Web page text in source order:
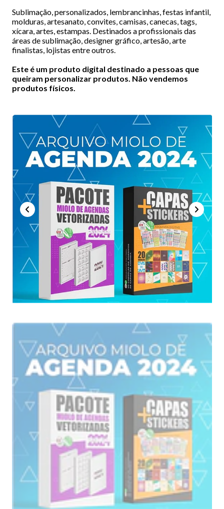
Sublimação, personalizados, lembrancinhas, festas infantil,
molduras, artesanato, convites, camisas, canecas, tags,
xícara, artes, estampas. Destinados a profissionais das
áreas de sublimação, designer gráfico, artesão, arte
finalistas, lojistas entre outros.
Este é um produto digital destinado a pessoas que
queiram personalizar produtos. Não vendemos
produtos físicos.